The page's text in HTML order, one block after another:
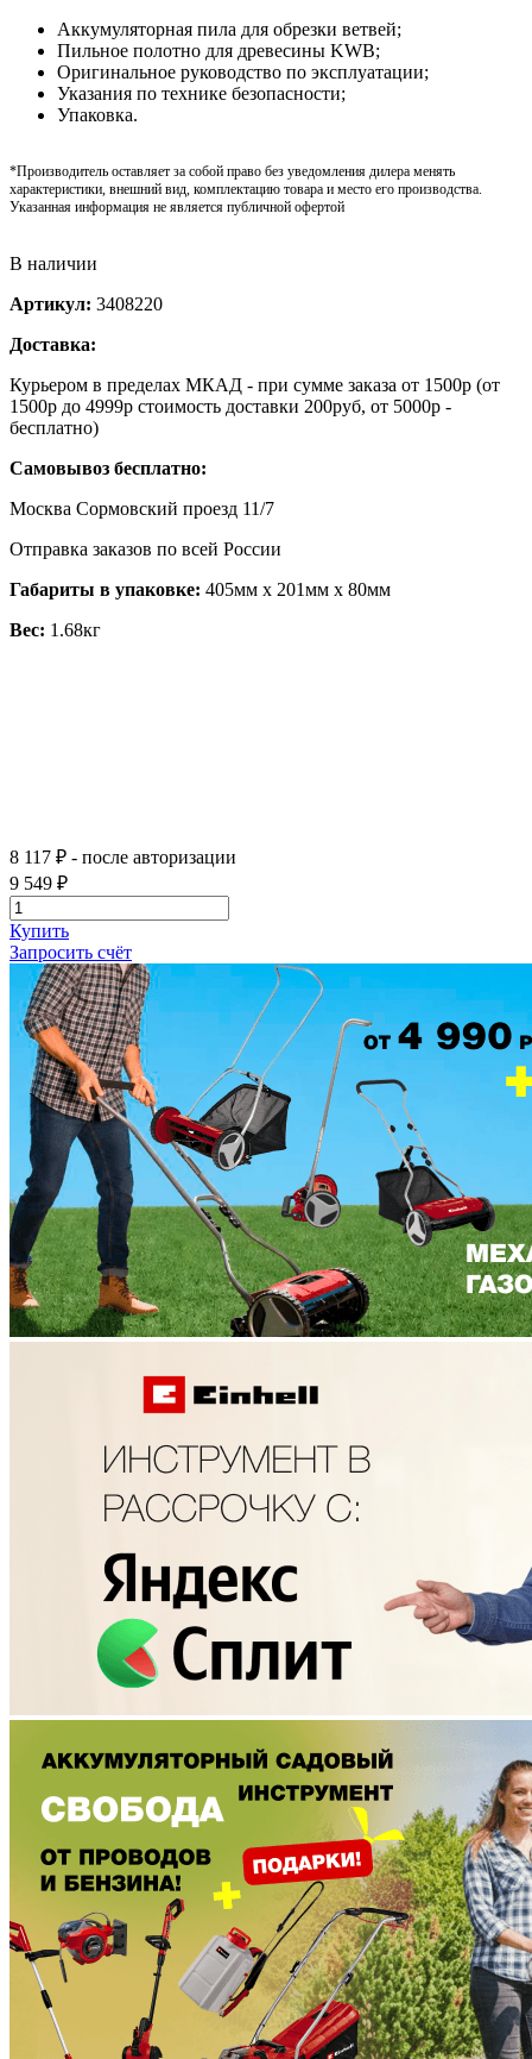
Аккумуляторная пила для обрезки ветвей;
Пильное полотно для древесины KWB;
Оригинальное руководство по эксплуатации;
Указания по технике безопасности;
Упаковка.
*Производитель оставляет за собой право без уведомления дилера менять
характеристики, внешний вид, комплектацию товара и место его производства.
Указанная информация не является публичной офертой
В наличии
Артикул: 3408220
Доставка:
Курьером в пределах МКАД - при сумме заказа от 1500р (от
1500р до 4999р стоимость доставки 200руб, от 5000р -
бесплатно)
Самовывоз бесплатно:
Москва Сормовский проезд 11/7
Отправка заказов по всей России
Габариты в упаковке: 405мм x 201мм x 80мм
Вес: 1.68кг
8 117 ₽ - после авторизации
9 549 ₽
Купить
Запросить счёт